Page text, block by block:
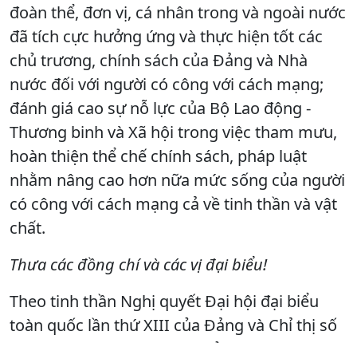
đoàn thể, đơn vị, cá nhân trong và ngoài nước
đã tích cực hưởng ứng và thực hiện tốt các
chủ trương, chính sách của Đảng và Nhà
nước đối với người có công với cách mạng;
đánh giá cao sự nỗ lực của Bộ Lao động -
Thương binh và Xã hội trong việc tham mưu,
hoàn thiện thể chế chính sách, pháp luật
nhằm nâng cao hơn nữa mức sống của người
có công với cách mạng cả về tinh thần và vật
chất.
Thưa các đồng chí và các vị đại biểu!
Theo tinh thần Nghị quyết Đại hội đại biểu
toàn quốc lần thứ XIII của Đảng và Chỉ thị số